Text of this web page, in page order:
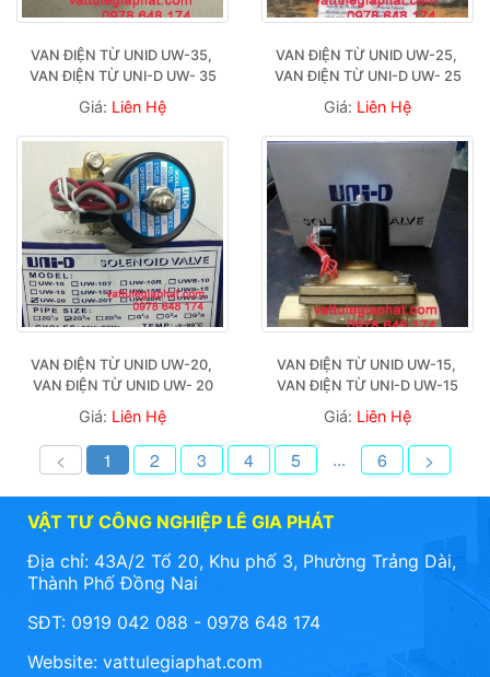
VAN ĐIỆN TỪ UNID UW-35,
VAN ĐIỆN TỪ UNI-D UW- 35
Giá: Liên Hệ
VAN ĐIỆN TỪ UNID UW-25,
VAN ĐIỆN TỪ UNI-D UW- 25
Giá: Liên Hệ
VAN ĐIỆN TỪ UNID UW-20,
VAN ĐIỆN TỪ UNID UW- 20
Giá: Liên Hệ
VAN ĐIỆN TỪ UNID UW-15,
VAN ĐIỆN TỪ UNI-D UW-15
Giá: Liên Hệ
< 1 2 3 4 5 ... 6 >
VẬT TƯ CÔNG NGHIỆP LÊ GIA PHÁT
Địa chỉ: 43A/2 Tổ 20, Khu phố 3, Phường Trảng Dài,
Thành Phố Đồng Nai
SĐT: 0919 042 088 - 0978 648 174
Website: vattulegiaphat.com